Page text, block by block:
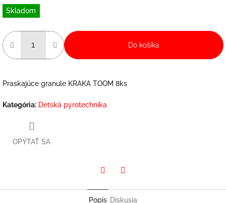
Jednotková
cena:
Skladom
Do košíka
Praskajúce granule KRAKA TOOM 8ks
Kategória: Detská pyrotechnika
OPÝTAŤ SA
Popis Diskusia